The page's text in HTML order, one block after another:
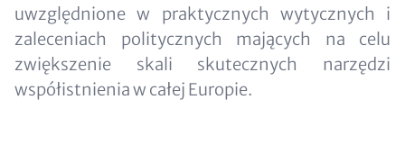
uwzględnione w praktycznych wytycznych i
zaleceniach politycznych mających na celu
zwiększenie skali skutecznych narzędzi
współistnienia w całej Europie.